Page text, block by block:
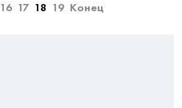
16 17 18 19 Конец